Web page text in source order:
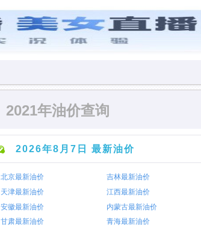
2021年油价查询
2026年8月7日 最新油价
北京最新油价 吉林最新油价
天津最新油价
江西最新油价
安徽最新油价
内蒙古最新油价
甘肃最新油价
青海最新油价